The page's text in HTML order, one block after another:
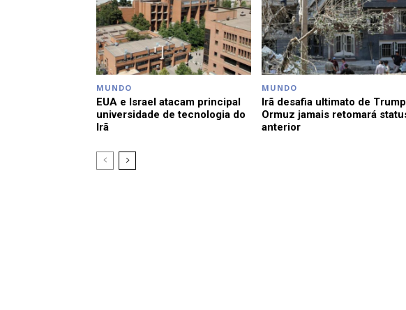
MUNDO
EUA e Israel atacam principal
universidade de tecnologia do
Irã
MUNDO
Irã desafia ultimato de
Ormuz jamais retomará
anterior